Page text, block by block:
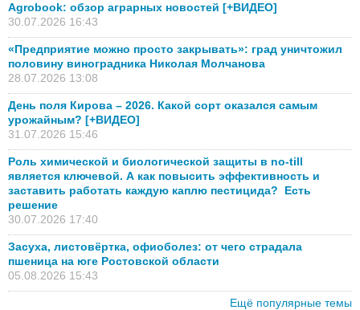
Agrobook: обзор аграрных новостей [+ВИДЕО]
30.07.2026 16:43
«Предприятие можно просто закрывать»: град уничтожил
половину виноградника Николая Молчанова
28.07.2026 13:08
День поля Кирова – 2026. Какой сорт оказался самым
урожайным? [+ВИДЕО]
31.07.2026 15:46
Роль химической и биологической защиты в no-till
является ключевой. А как повысить эффективность и
заставить работать каждую каплю пестицида? Есть
решение
30.07.2026 17:40
Засуха, листовёртка, офиоболез: от чего страдала
пшеница на юге Ростовской области
05.08.2026 15:43
Ещё популярные темы